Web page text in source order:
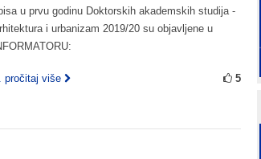
u prvu godinu Doktorskih akademskih studija -
i urbanizam 2019/20 su objavljene u
pročitaj više 5